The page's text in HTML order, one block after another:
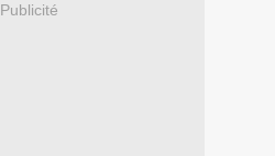
Publicité